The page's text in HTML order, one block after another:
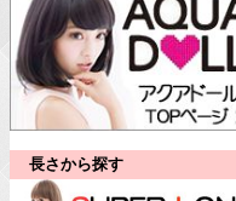
長さから探す